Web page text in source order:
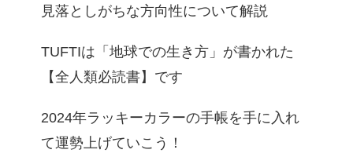
見落としがちな方向性について解説
TUFTIは「地球での生き方」が書かれた
【全人類必読書】です
2024年ラッキーカラーの手帳を手に入れ
て運勢上げていこう！